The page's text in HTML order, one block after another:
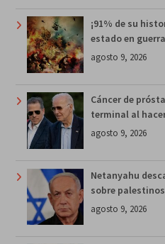
¡91% de su
estado en
agosto 9, 2026
Cáncer de
terminal al
agosto 9, 2026
Netanyahu
sobre palestinos
agosto 9, 2026